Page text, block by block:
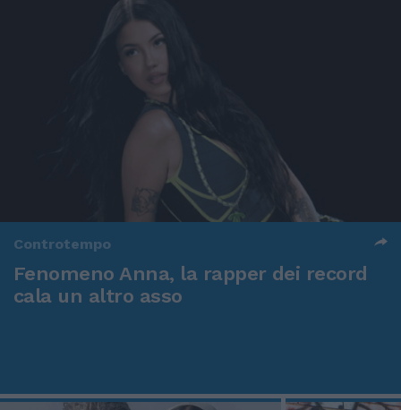
Controtempo
Fenomeno Anna, la rapper dei record
cala un altro asso